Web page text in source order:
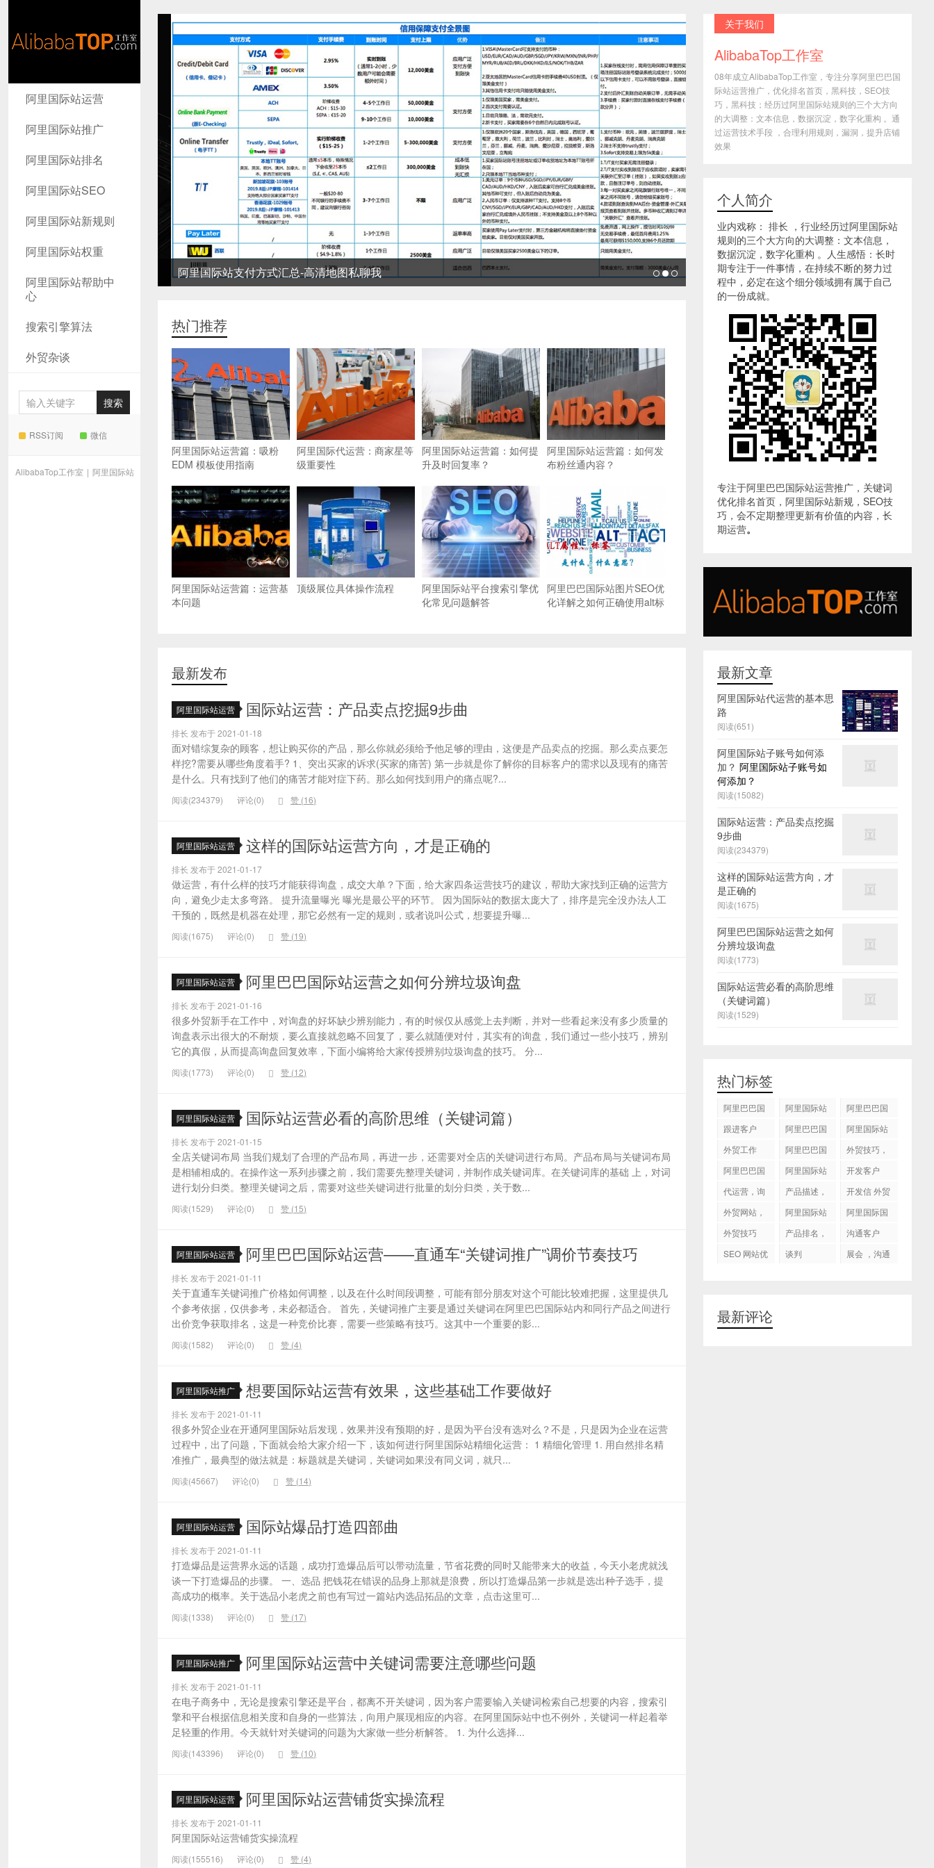
AlibabaTop
工作室
阿里国际站运营
阿里国际站推广
阿里国际站排名
阿里国际站SEO
阿里国际站新规则
阿里国际站权重
阿里国际站帮助中
心
搜索引擎算法
外贸杂谈
RSS订阅 微信
AlibabaTop工作室 | 阿里国际站
阿里国际站支付方式汇总-高清地图私聊我
热门推荐
阿里国际站运营篇：吸粉
EDM 模板使用指南
阿里国际代运营：商家星等
级重要性
阿里国际站运营篇：如何提
升及时回复率？
阿里国际站运营篇：如何发
布粉丝通内容？
阿里国际站运营篇：运营基
本问题
顶级展位具体操作流程
阿里国际站平台搜索引擎优
化常见问题解答
阿里巴巴国际站图片SEO优
化详解之如何正确使用alt标
最新发布
阿里国际站运营 国际站运营：产品卖点挖掘9步曲
排长 发布于 2021-01-18
面对错综复杂的顾客，想让购买你的产品，那么你就必须给予他足够的理由，这便是产品卖点的挖掘。那么卖点要怎
样挖?需要从哪些角度着手? 1、突出买家的诉求(买家的痛苦) 第一步就是你了解你的目标客户的需求以及现有的痛苦
是什么。只有找到了他们的痛苦才能对症下药。那么如何找到用户的痛点呢?...
阅读(234379) 评论(0) 赞 (16)
阿里国际站运营 这样的国际站运营方向，才是正确的
排长 发布于 2021-01-17
做运营，有什么样的技巧才能获得询盘，成交大单？下面，给大家四条运营技巧的建议，帮助大家找到正确的运营方
向，避免少走太多弯路。 提升流量曝光 曝光是最公平的环节。 因为国际站的数据太庞大了，排序是完全没办法人工
干预的，既然是机器在处理，那它必然有一定的规则，或者说叫公式，想要提升曝...
阅读(1675) 评论(0) 赞 (19)
阿里国际站运营 阿里巴巴国际站运营之如何分辨垃圾询盘
排长 发布于 2021-01-16
很多外贸新手在工作中，对询盘的好坏缺少辨别能力，有的时候仅从感觉上去判断，并对一些看起来没有多少质量的
询盘表示出很大的不耐烦，要么直接就忽略不回复了，要么就随便对付，其实有的询盘，我们通过一些小技巧，辨别
它的真假，从而提高询盘回复效率，下面小编将给大家传授辨别垃圾询盘的技巧。 分...
阅读(1773) 评论(0) 赞 (12)
阿里国际站运营 国际站运营必看的高阶思维（关键词篇）
排长 发布于 2021-01-15
全店关键词布局 当我们规划了合理的产品布局，再进一步，还需要对全店的关键词进行布局。产品布局与关键词布局
是相辅相成的。在操作这一系列步骤之前，我们需要先整理关键词，并制作成关键词库。在关键词库的基础 上，对词
进行划分归类。整理关键词之后，需要对这些关键词进行批量的划分归类，关于数...
阅读(1529) 评论(0) 赞 (15)
阿里国际站运营 阿里巴巴国际站运营——直通车“关键词推广”调价节奏技巧
排长 发布于 2021-01-11
关于直通车关键词推广价格如何调整，以及在什么时间段调整，可能有部分朋友对这个可能比较难把握，这里提供几
个参考依据，仅供参考，未必都适合。 首先，关键词推广主要是通过关键词在阿里巴巴国际站内和同行产品之间进行
出价竞争获取排名，这是一种竞价比赛，需要一些策略有技巧。这其中一个重要的影...
阅读(1582) 评论(0) 赞 (4)
阿里国际站推广 想要国际站运营有效果，这些基础工作要做好
排长 发布于 2021-01-11
很多外贸企业在开通阿里国际站后发现，效果并没有预期的好，是因为平台没有选对么？不是，只是因为企业在运营
过程中，出了问题，下面就会给大家介绍一下，该如何进行阿里国际站精细化运营： 1 精细化管理 1. 用自然排名精
准推广，最典型的做法就是：标题就是关键词，关键词如果没有同义词，就只...
阅读(45667) 评论(0) 赞 (14)
阿里国际站运营 国际站爆品打造四部曲
排长 发布于 2021-01-11
打造爆品是运营界永远的话题，成功打造爆品后可以带动流量，节省花费的同时又能带来大的收益，今天小老虎就浅
谈一下打造爆品的步骤。 一、选品 把钱花在错误的品身上那就是浪费，所以打造爆品第一步就是选出种子选手，提
高成功的概率。关于选品小老虎之前也有写过一篇站内选品拓品的文章，点击这里可...
阅读(1338) 评论(0) 赞 (17)
阿里国际站推广 阿里国际站运营中关键词需要注意哪些问题
排长 发布于 2021-01-11
在电子商务中，无论是搜索引擎还是平台，都离不开关键词，因为客户需要输入关键词检索自己想要的内容，搜索引
擎和平台根据信息相关度和自身的一些算法，向用户展现相应的内容。在阿里国际站中也不例外，关键词一样起着举
足轻重的作用。今天就针对关键词的问题为大家做一些分析解答。 1. 为什么选择...
阅读(143396) 评论(0) 赞 (10)
阿里国际站运营 阿里国际站运营铺货实操流程
排长 发布于 2021-01-11
阿里国际站运营铺货实操流程
阅读(155516) 评论(0) 赞 (4)
关于我们
AlibabaTop工作室
08年成立AlibabaTop工作室，专注分享阿里巴巴国
际站运营推广，优化排名首页，黑科技，SEO技
巧，黑科技；经历过阿里国际站规则的三个大方向
的大调整：文本信息，数据沉淀，数字化重构 。通
过运营技术手段 ，合理利用规则，漏洞，提升店铺
效果
个人简介
业内戏称： 排长 ，行业经历过阿里国际站
规则的三个大方向的大调整：文本信息，
数据沉淀，数字化重构 。人生感悟：长时
期专注于一件事情，在持续不断的努力过
程中，必定在这个细分领域拥有属于自己
的一份成就。
专注于阿里巴巴国际站运营推广，关键词
优化排名首页，阿里国际站新规，SEO技
巧，会不定期整理更新有价值的内容，长
期运营。
最新文章
阿里国际站代运营的基本思
路
阅读(651)
阿里国际站子账号如何添
加？ 阿里国际站子账号如
何添加？
阅读(15082)
国际站运营：产品卖点挖掘
9步曲
阅读(234379)
这样的国际站运营方向，才
是正确的
阅读(1675)
阿里巴巴国际站运营之如何
分辨垃圾询盘
阅读(1773)
国际站运营必看的高阶思维
（关键词篇）
阅读(1529)
热门标签
阿里巴巴国
阿里国际站
国际站托管
服务，阿里
服务
阿里巴巴国
跟进客户
阿里巴巴国
阿里国际站
外贸工作
阿里巴巴国
作
外贸技巧，
阿里巴巴国
化
阿里国际站
开发客户
代运营，询
产品描述，
开发信 外贸
外贸网站，
阿里国际站
阿里国际国
外贸技巧
产品排名，
沟通客户
SEO 网站优
谈判
展会 ，沟通
最新评论